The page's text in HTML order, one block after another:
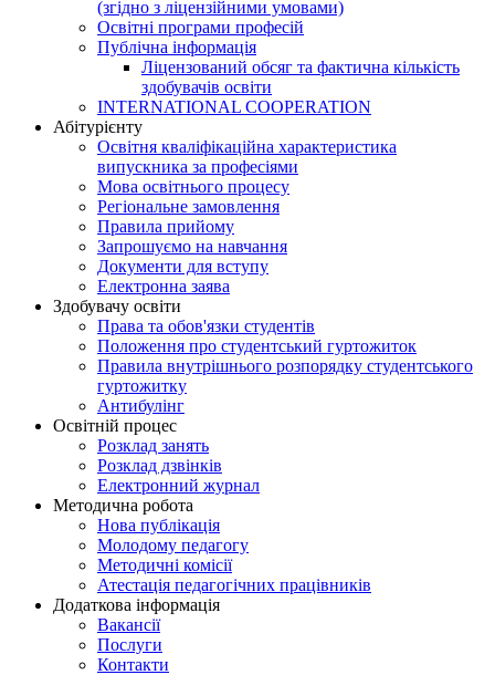
(згідно з ліцензійними умовами)
Освітні програми професій
Публічна інформація
Ліцензований обсяг та фактична кількість
здобувачів освіти
INTERNATIONAL COOPERATION
Абітурієнту
Освітня кваліфікаційна характеристика
випускника за професіями
Мова освітнього процесу
Регіональне замовлення
Правила прийому
Запрошуємо на навчання
Документи для вступу
Електронна заява
Здобувачу освіти
Права та обов'язки студентів
Положення про студентський гуртожиток
Правила внутрішнього розпорядку студентського
гуртожитку
Антибулінг
Освітній процес
Розклад занять
Розклад дзвінків
Електронний журнал
Методична робота
Нова публікація
Молодому педагогу
Методичні комісії
Атестація педагогічних працівників
Додаткова інформація
Вакансії
Послуги
Контакти